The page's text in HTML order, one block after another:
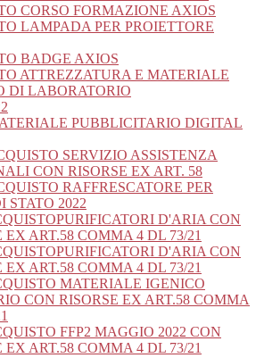
CORSO FORMAZIONE AXIOS
LAMPADA PER PROIETTORE
BADGE AXIOS
ATTREZZATURA E MATERIALE
DI LABORATORIO
PUBBLICITARIO DIGITAL
SERVIZIO ASSISTENZA
CON RISORSE EX ART. 58
RAFFRESCATORE PER
STATO 2022
D'ARIA CON
EX ART.58 COMMA 4 DL 73/21
D'ARIA CON
EX ART.58 COMMA 4 DL 73/21
MATERIALE IGENICO
CON RISORSE EX ART.58 COMMA
FFP2 MAGGIO 2022 CON
EX ART.58 COMMA 4 DL 73/21